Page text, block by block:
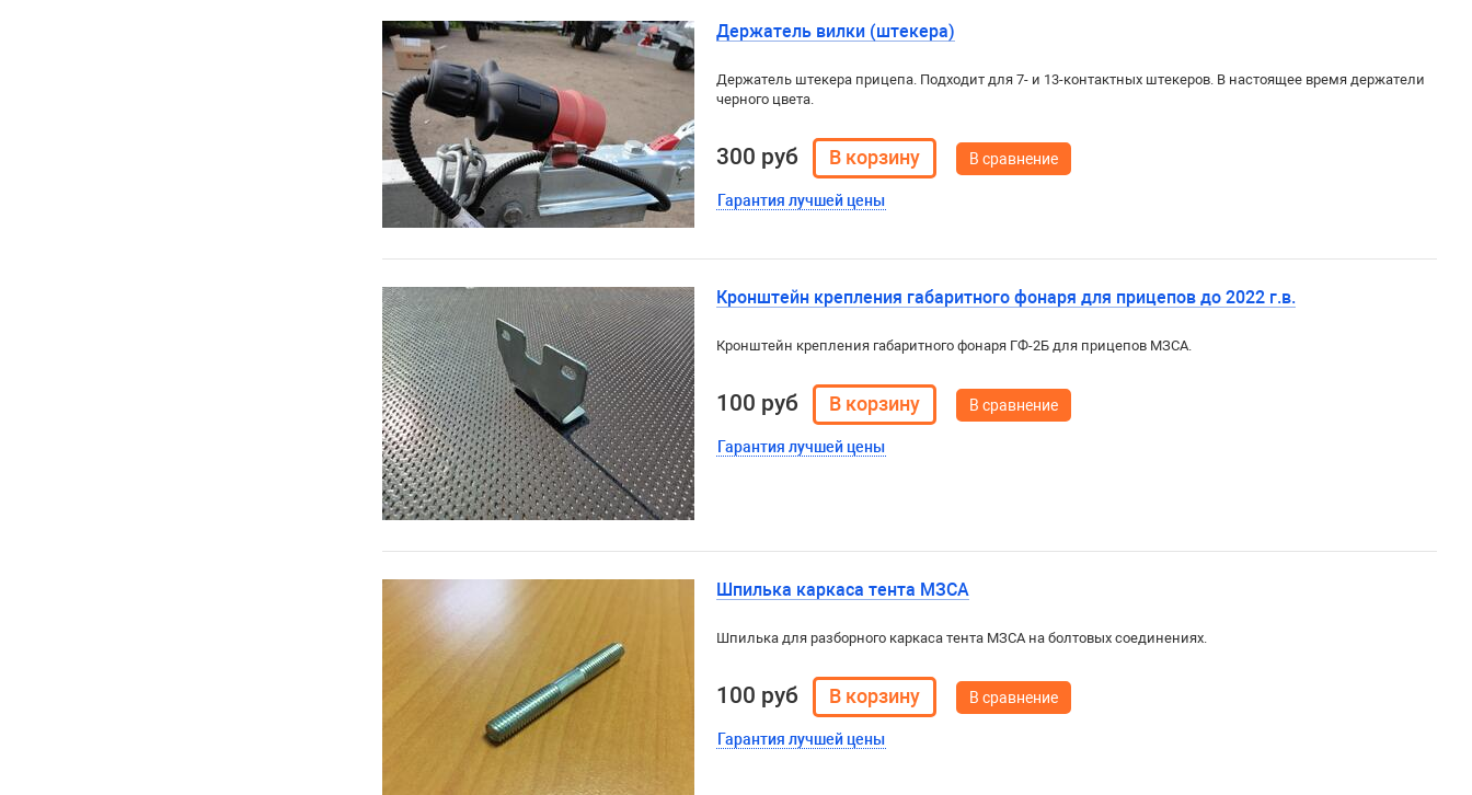
Держатель вилки (штекера)
Держатель штекера прицепа. Подходит для 7- и 13-контактных штекеров. В настоящее время держатели
черного цвета.
300 руб
Гарантия лучшей цены
В сравнение
Кронштейн крепления габаритного фонаря для прицепов до 2022 г.в.
Кронштейн крепления габаритного фонаря ГФ-2Б для прицепов МЗСА.
100 руб
Гарантия лучшей цены
В сравнение
Шпилька каркаса тента МЗСА
Шпилька для разборного каркаса тента МЗСА на болтовых соединениях.
100 руб
Гарантия лучшей цены
В сравнение